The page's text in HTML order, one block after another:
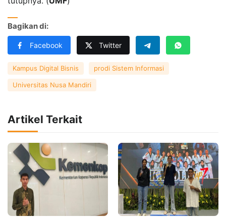
Bagikan di:
Facebook Twitter
Kampus Digital Bisnis prodi Sistem Informasi
Universitas Nusa Mandiri
Artikel Terkait